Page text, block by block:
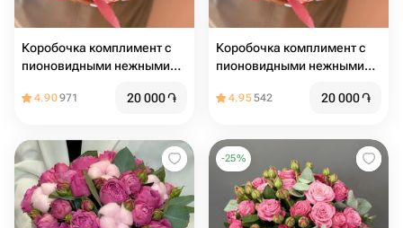
Коробочка комплимент с
пионовидными нежными
4.90971 20 000֏
Коробочка комплимент с
пионовидными нежными
4.95542 20 000֏
-25%